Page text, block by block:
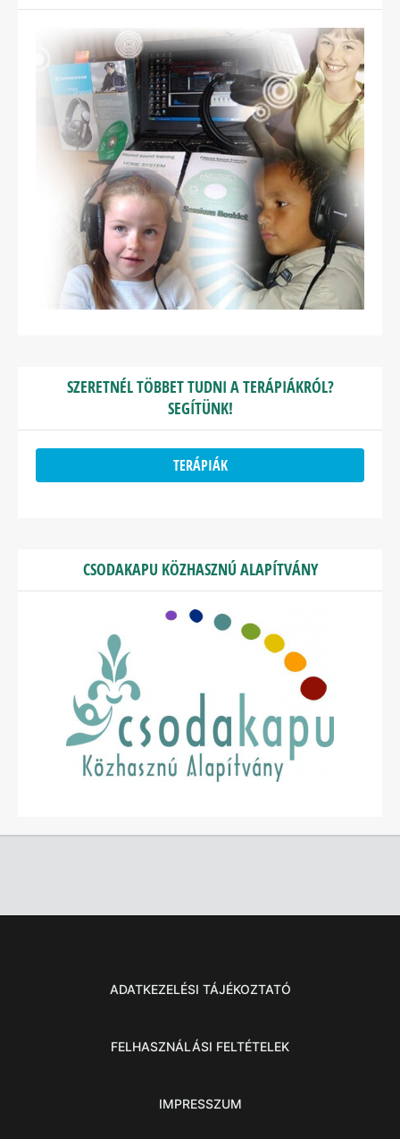
SZERETNÉL TÖBBET TUDNI A TERÁPIÁKRÓL?
SEGÍTÜNK!
TERÁPIÁK
CSODAKAPU KÖZHASZNÚ ALAPÍTVÁNY
ADATKEZELÉSI TÁJÉKOZTATÓ
FELHASZNÁLÁSI FELTÉTELEK
IMPRESSZUM